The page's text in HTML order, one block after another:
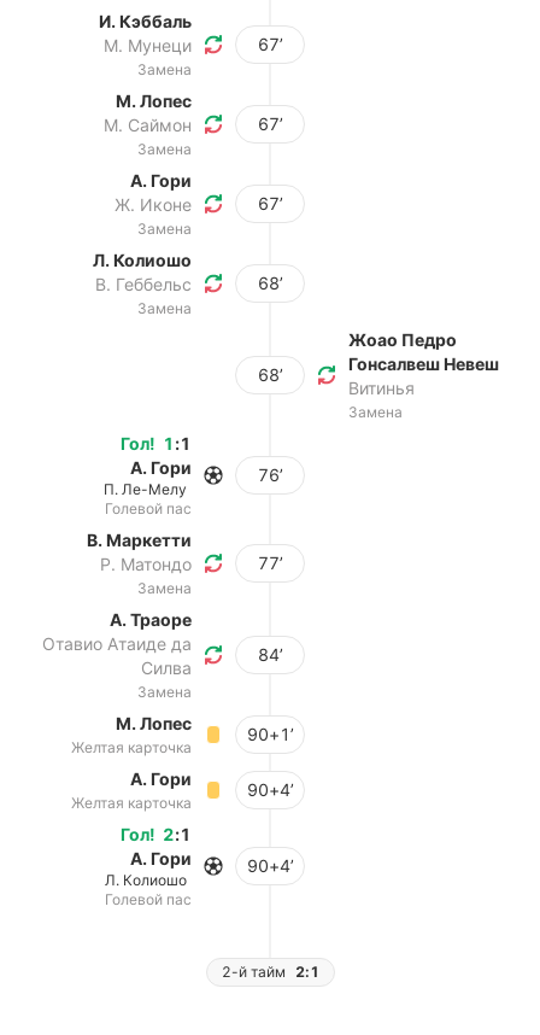
И. Кэббаль
М. Мунеци
Замена
67’
М. Лопес
М. Саймон
Замена
67’
А. Гори
Ж. Иконе
Замена
67’
Л. Колиошо
В. Геббельс
Замена
68’
68’
Жоао Педро
Гонсалвеш Невеш
Витинья
Замена
Гол! 1 :1
А. Гори
П. Ле-Мелу
Голевой пас
76’
В. Маркетти
Р. Матондо
Замена
77’
А. Траоре
Отавио Атаиде да
Силва
Замена
84’
М. Лопес
Желтая карточка
90+1’
А. Гори
Желтая карточка
90+4’
Гол! 2:1
А. Гори
Л. Колиошо
Голевой пас
90+4’
2-й тайм 2:1